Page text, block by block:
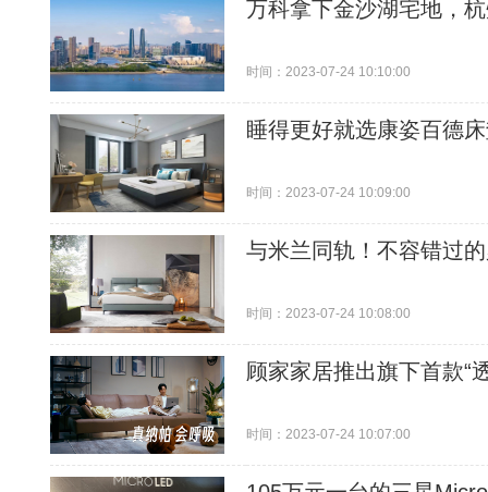
万科拿下金沙湖宅地，
时间：2023-07-24 10:10:00
睡得更好就选康姿百德
时间：2023-07-24 10:09:00
与米兰同轨！不容错过
时间：2023-07-24 10:08:00
顾家家居推出旗下首款“
时间：2023-07-24 10:07:00